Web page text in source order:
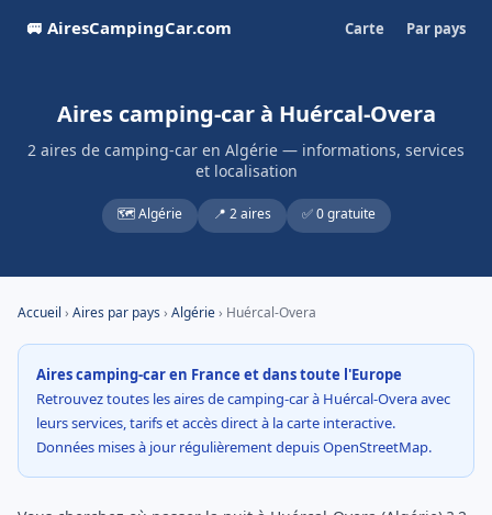
🚐 AiresCampingCar.com Carte Par pays
Aires camping-car à Huércal-Overa
2 aires de camping-car en Algérie — informations, services
et localisation
🗺️ Algérie 📍 2 aires ✅ 0 gratuite
Accueil › Aires par pays› Algérie› Huércal-Overa
Aires camping-car en France et dans toute l'Europe
Retrouvez toutes les aires de camping-car à Huércal-Overa avec
leurs services, tarifs et accès direct à la carte interactive.
Données mises à jour régulièrement depuis OpenStreetMap.